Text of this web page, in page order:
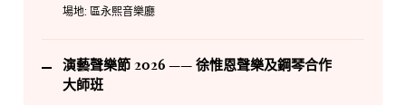
場地: 區永熙音樂廳
演藝聲樂節 2026 —— 徐惟恩聲樂及鋼琴合作
大師班